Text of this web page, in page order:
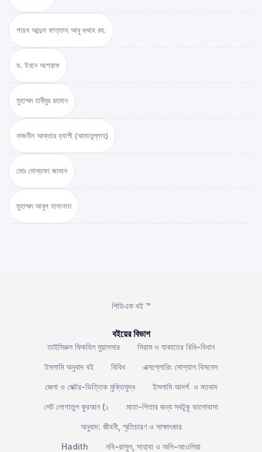
শায়খ আব্দুল ফাত্তাহ আবু গুদ্দাহ রহ.
ড. ইবনে আশরাফ
মুহাম্মদ হাবীবুর রহমান
নাজনীন আক্তার হ্যাপী (আমাতুল্লাহ)
মোঃ মোস্তফা জামান
মুহাম্মদ আবুল হাসানাত
পিডিএফ বই ™
বইয়ের বিভাগ
তাইসিরুল ফিকহিল মুয়াসসার
সিয়াম ও যাকাতের বিধি-বিধান
ইসলামি অনুবাদ বই
বিবিধ
এক্সপ্লোরিং সোশ্যাল বিসনেস
জেলা ও সেক্টর-ভিত্তিক মুক্তিযুদ্ধ
ইসলামি আদর্শ ও মতবাদ
সেট লোগাতুল কুরআন (১
মাতা-পিতার জন্য সবটুকু ভালোবাসা
অনুবাদ: জীবনী, স্মৃতিচারণ ও সাক্ষাৎকার
Hadith
নবি-রাসুল, সাহাবা ও অলি-আওলিয়া